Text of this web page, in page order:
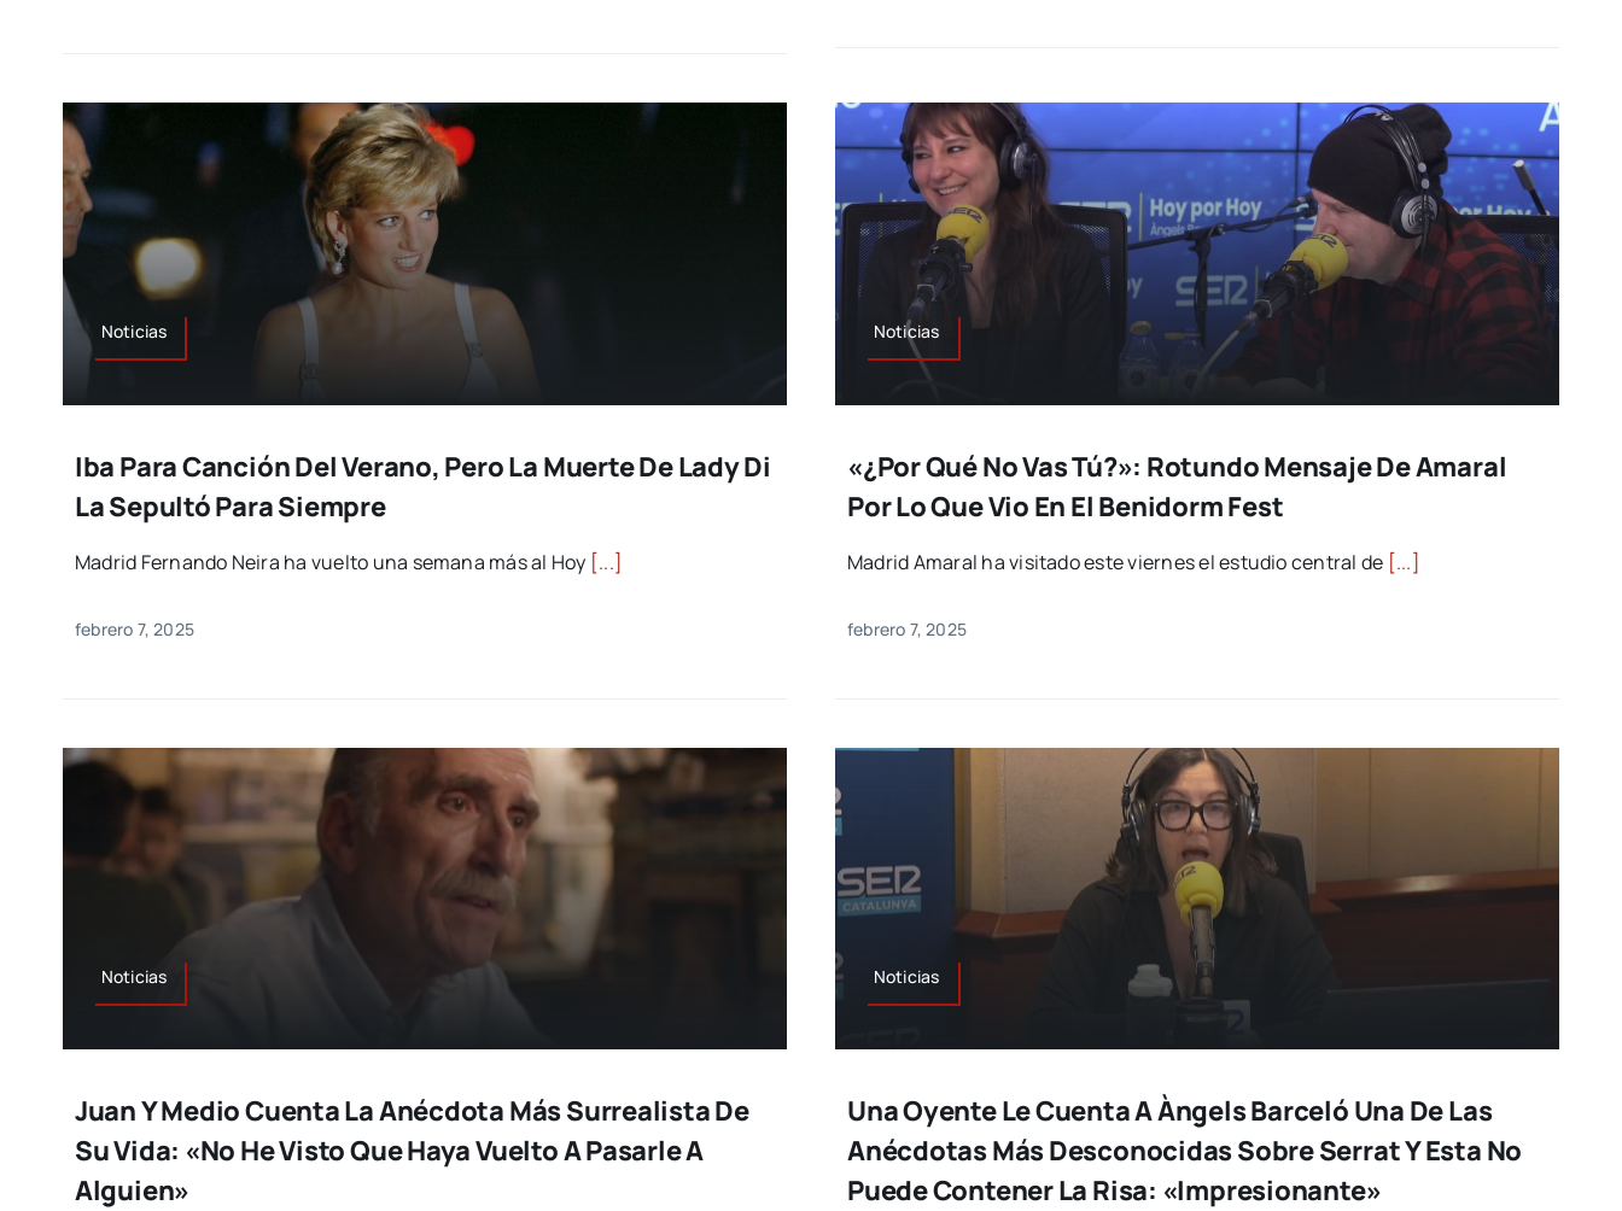
Noticias
Iba Para Canción Del Verano, Pero La Muerte De Lady Di
La Sepultó Para Siempre
Madrid Fernando Neira ha vuelto una semana más al Hoy [...]
febrero 7, 2025
Noticias
«¿Por Qué No Vas Tú?»: Rotundo Mensaje De Amaral
Por Lo Que Vio En El Benidorm Fest
Madrid Amaral ha visitado este viernes el estudio central de [...]
febrero 7, 2025
Noticias
Juan Y Medio Cuenta La Anécdota Más Surrealista De
Su Vida: «No He Visto Que Haya Vuelto A Pasarle A
Alguien»
Noticias
Una Oyente Le Cuenta A Àngels Barceló Una De Las
Anécdotas Más Desconocidas Sobre Serrat Y Esta No
Puede Contener La Risa: «Impresionante»